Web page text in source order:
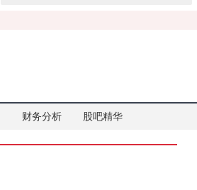
财务分析 股吧精华